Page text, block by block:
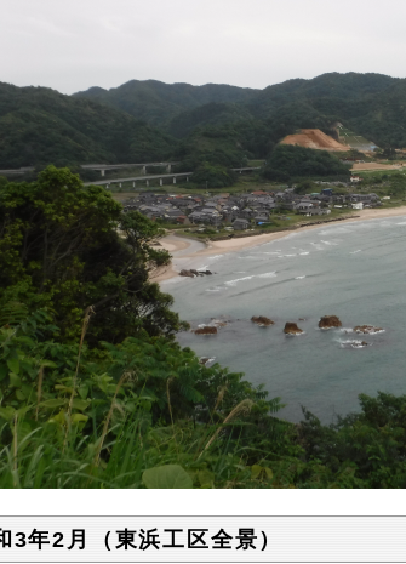
3年2月（東浜工区全景）